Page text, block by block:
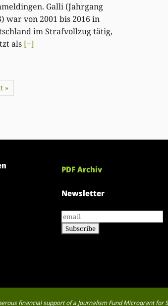
Galli (Jahrgang
war von 2001 bis 2016 in
im Strafvollzug tätig,
als [+]
»
PDF Archiv
Newsletter
financial support of a Journalism Fund Microgrant for